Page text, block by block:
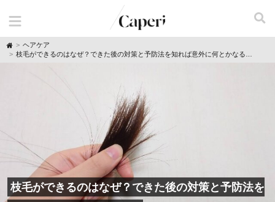
H
o
ヘアケア
枝毛ができるのはなぜ？できた後の対策と予防法を知れば意外に何とかなる…
枝毛ができるのはなぜ？できた後の対策と予防法を